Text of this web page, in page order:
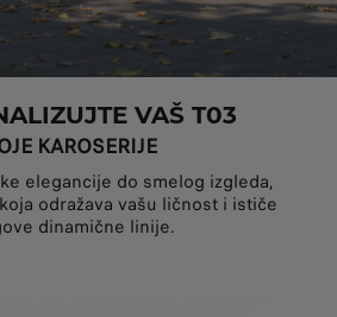
VAŠ T03
KAROSERIJE
elegancije do smelog izgleda,
odražava vašu ličnost i ističe
dinamične linije.